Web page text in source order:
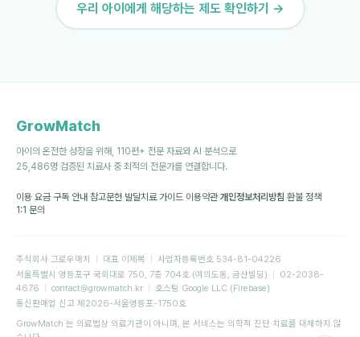
우리 아이에게 해당하는 제도 확인하기 →
GrowMatch
아이의 온전한 성장을 위해, 110편+ 전문 자료와 AI 분석으로
25,486명 검증된 치료사 중 최적의 전문가를 연결합니다.
이용 요금·구독 안내·참고문헌·발달치료 가이드·이용약관·개인정보처리방침·환불 정책·
1:1 문의
주식회사 그로우매치 대표 이제복 사업자등록번호 534-81-04226
서울특별시 영등포구 국회대로 750, 7층 704호 (여의도동, 금산빌딩)
02-2038-
4676
contact@growmatch.kr 호스팅 Google LLC (Firebase)
통신판매업 신고 제2026-서울영등포-1750호
GrowMatch 는 의료법상 의료기관이 아니며, 본 서비스는 의학적 진단·치료를 대체하지 않